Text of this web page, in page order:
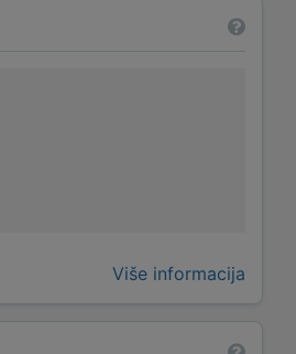
Više informacija